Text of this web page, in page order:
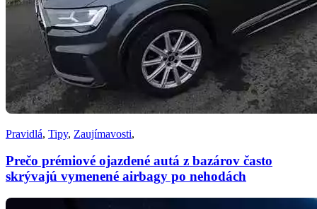
Pravidlá, Tipy, Zaujímavosti,
Prečo prémiové ojazdené autá z bazárov často
skrývajú vymenené airbagy po nehodách